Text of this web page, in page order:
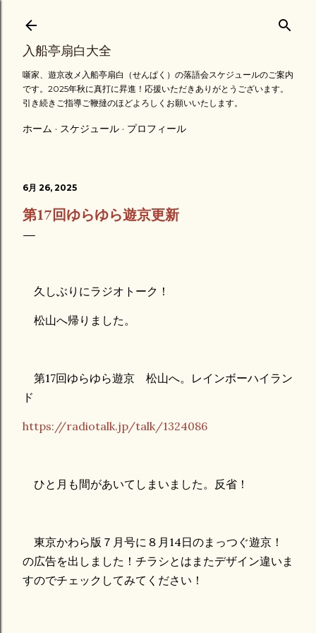
スキップしてメイン コンテンツに移動
入船亭扇白大全
噺家、遊京改メ入船亭扇白（せんぱく）の落語会スケジュールのご案内
です。2025年秋に真打に昇進！応援いただきありがとうございます。
引き続きご指導ご鞭撻のほどよろしくお願いいたします。
ホーム スケジュール プロフィール
6月 26, 2025
第17回ゆらゆら遊京更新
久しぶりにラジオトーク！
松山へ帰りました。
第17回ゆらゆら遊京 松山へ。レインボーハイラン
ド
https://radiotalk.jp/talk/1324086
ひと月も間があいてしまいました。反省！
東京かわら版７月号に８月14日のまっつぐ遊京！
の広告を出しました！チラシとはまたデザイン違いま
すのでチェックしてみてください！